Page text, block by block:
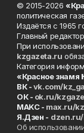
© 2015-2026
политическая
Издаётся с 1965
Главный
При
kzgazeta.ru
Категория
«Красное знамя
ВК -vk.com/
ОК - ok.ru/
MAKC - max.ru/
Я.Дзен -
Об